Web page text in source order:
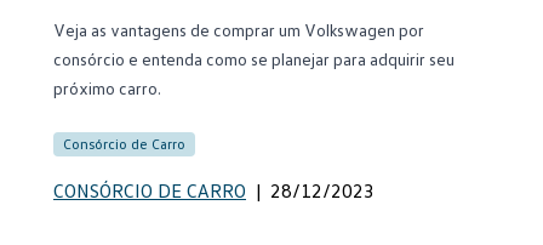
Veja as vantagens de comprar um Volkswagen por
consórcio e entenda como se planejar para adquirir seu
próximo carro.
Consórcio de Carro
CONSÓRCIO DE CARRO | 28/12/2023